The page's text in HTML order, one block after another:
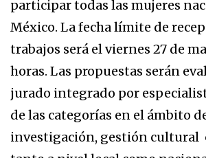
participar todas las mujeres
México. La fecha límite de
trabajos será el viernes 27 de
horas. Las propuestas serán
jurado integrado por
de las categorías en el ámbito
investigación, gestión cultural